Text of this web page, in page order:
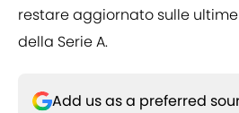
restare aggiornato sulle
della Serie A.
Add us as a preferred